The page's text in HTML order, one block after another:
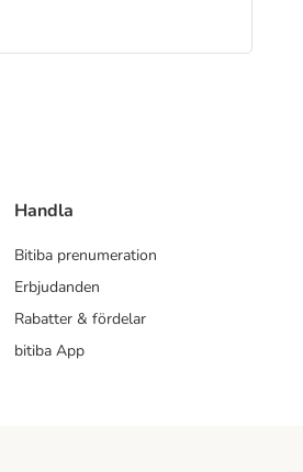
Handla
Bitiba prenumeration
Erbjudanden
Rabatter & fördelar
bitiba App